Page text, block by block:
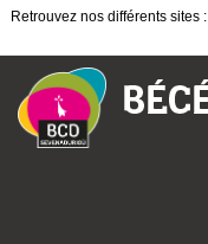
Retrouvez nos différents sites :
au
contenu
principal